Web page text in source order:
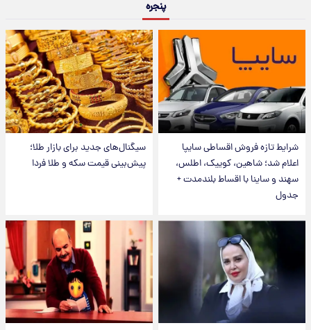
پنجره
شرایط تازه فروش اقساطی سایپا
اعلام شد؛ شاهین، کوییک، اطلس،
سهند و ساینا با اقساط بلندمدت +
جدول
سیگنال‌های جدید برای بازار طلا؛
پیش‌بینی قیمت سکه و طلا فردا